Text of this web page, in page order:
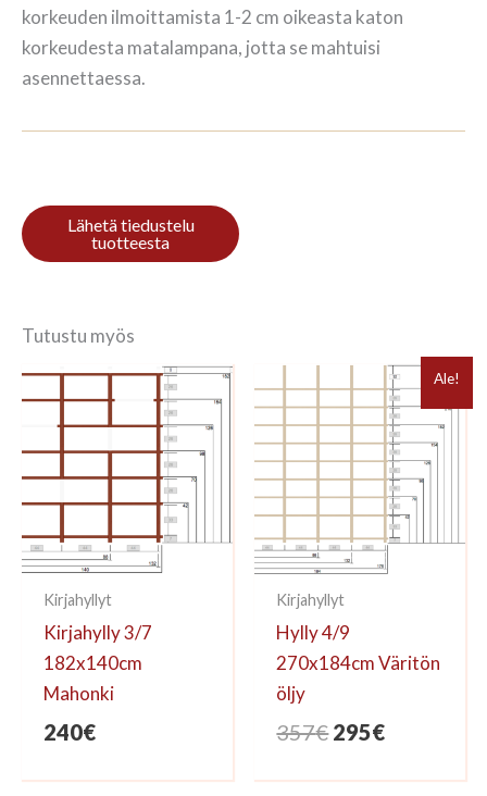
korkeuden ilmoittamista 1-2 cm oikeasta katon
korkeudesta matalampana, jotta se mahtuisi
asennettaessa.
Tutustu myös
Kirjahyllyt
Kirjahylly 3/7
182x140cm
Mahonki
240€
Ale!
Kirjahyllyt
Hylly 4/9
270x184cm Väritön
öljy
357€Alkuperäinen
oli:
295€Nykyinen
on: